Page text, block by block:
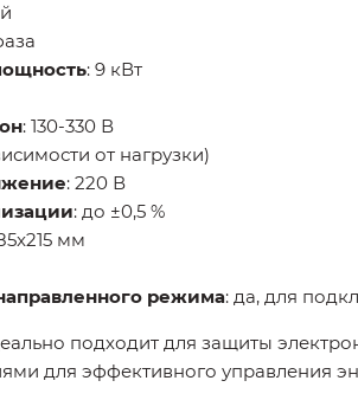
: 9 кВт
: 130-330 В
от нагрузки)
: 220 В
: до ±0,5 %
мм
режима: да, для
подходит для защиты
для эффективного управления